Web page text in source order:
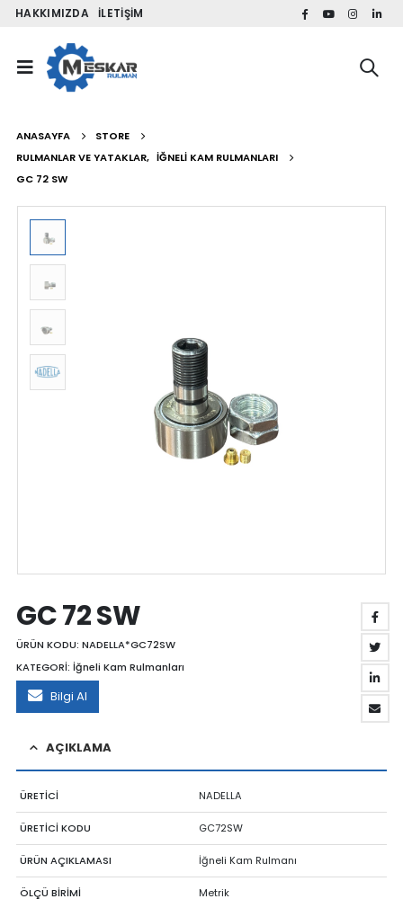
HAKKIMIZDA İLETIŞIM
ANASAYFA
STORE
RULMANLAR VE YATAKLAR, İĞNELI KAM RULMANLARI
GC 72 SW
GC 72 SW
ÜRÜN KODU: NADELLA*GC72SW
KATEGORİ: İğneli Kam Rulmanları
Bilgi Al
AÇIKLAMA
ÜRETİCİ NADELLA
ÜRETİCİ KODU GC72SW
ÜRÜN AÇIKLAMASI İğneli Kam Rulmanı
ÖLÇÜ BİRİMİ Metrik